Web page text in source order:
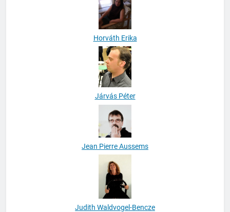
Horváth Erika
Járvás Péter
Jean Pierre Aussems